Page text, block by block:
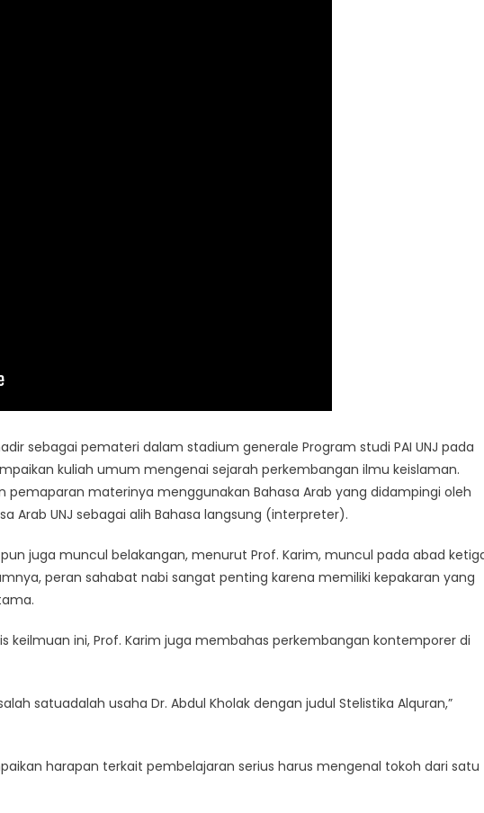
sebagai pemateri dalam stadium generale Program studi PAI UNJ pada
kuliah umum mengenai sejarah perkembangan ilmu keislaman.
pemaparan materinya menggunakan Bahasa Arab yang didampingi oleh
Arab UNJ sebagai alih Bahasa langsung (interpreter).
juga muncul belakangan, menurut Prof. Karim, muncul pada abad
peran sahabat nabi sangat penting karena memiliki kepakaran yang
keilmuan ini, Prof. Karim juga membahas perkembangan kontemporer di
satuadalah usaha Dr. Abdul Kholak dengan judul Stelistika Alquran,”
harapan terkait pembelajaran serius harus mengenal tokoh dari satu